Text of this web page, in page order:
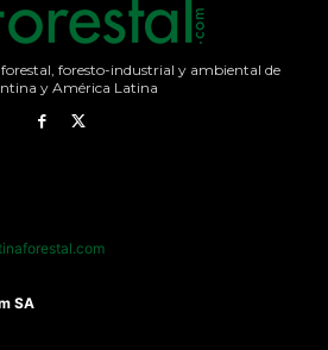
foresto-industrial y ambiental de
y América Latina
SA